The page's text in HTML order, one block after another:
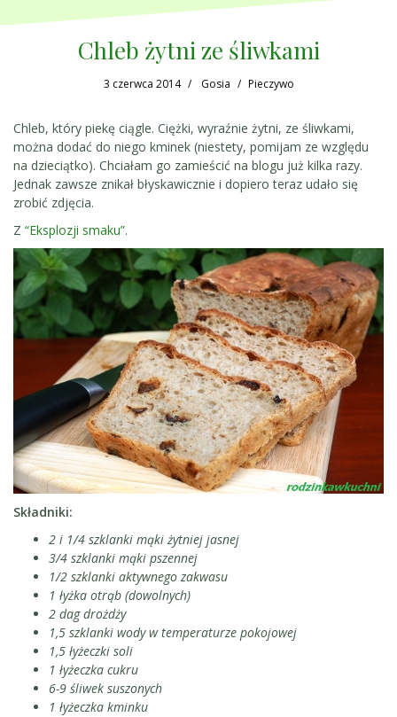
Chleb żytni ze śliwkami
3 czerwca 2014 Gosia Pieczywo
Chleb, który piekę ciągle. Ciężki, wyraźnie żytni, ze śliwkami,
można dodać do niego kminek (niestety, pomijam ze względu
na dzieciątko). Chciałam go zamieścić na blogu już kilka razy.
Jednak zawsze znikał błyskawicznie i dopiero teraz udało się
zrobić zdjęcia.
Z “Eksplozji smaku”.
Składniki:
2 i 1/4 szklanki mąki żytniej jasnej
3/4 szklanki mąki pszennej
1/2 szklanki aktywnego zakwasu
1 łyżka otrąb (dowolnych)
2 dag drożdży
1,5 szklanki wody w temperaturze pokojowej
1,5 łyżeczki soli
1 łyżeczka cukru
6-9 śliwek suszonych
1 łyżeczka kminku